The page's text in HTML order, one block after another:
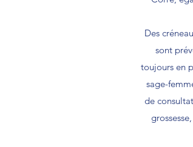
Des
sont
toujours en
sage-
de